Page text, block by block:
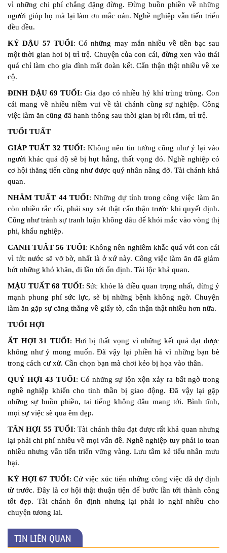
vì những chi phí chẳng đặng đừng. Đừng buồn phiền về những
người giúp họ mà lại làm ơn mắc oán. Nghề nghiệp vẫn tiến triển
đều đều.
KỶ DẬU 57 TUỔI: Có những may mắn nhiều về tiền bạc sau
một thời gian hơi bị trì trệ. Chuyện của con cái, đừng xen vào thái
quá chỉ làm cho gia đình mất đoàn kết. Cẩn thận thật nhiều về xe
cộ.
ĐINH DẬU 69 TUỔI: Gia đạo có nhiều hỷ khí trùng trùng. Con
cái mang về nhiều niềm vui về tài chánh cùng sự nghiệp. Công
việc làm ăn cũng đã hanh thông sau thời gian bị rối rắm, trì trệ.
TUỔI TUẤT
GIÁP TUẤT 32 TUỔI: Không nên tin tưởng cũng như ỷ lại vào
người khác quá độ sẽ bị hụt hẫng, thất vọng đó. Nghề nghiệp có
cơ hội thăng tiến cũng như được quý nhân nâng đỡ. Tài chánh khả
quan.
NHÂM TUẤT 44 TUỔI: Những dự tính trong công việc làm ăn
còn nhiều rắc rối, phải suy xét thật cẩn thận trước khi quyết định.
Cũng như tránh sự tranh luận không đâu để khỏi mắc vào vòng thị
phi, khẩu nghiệp.
CANH TUẤT 56 TUỔI: Không nên nghiêm khắc quá với con cái
vì tức nước sẽ vỡ bờ, nhất là ở xứ này. Công việc làm ăn đã giảm
bớt những khó khăn, đi lần tới ổn định. Tài lộc khả quan.
MẬU TUẤT 68 TUỔI: Sức khỏe là điều quan trọng nhất, đừng ỷ
mạnh phung phí sức lực, sẽ bị những bệnh không ngờ. Chuyện
làm ăn gặp sự căng thẳng về giấy tờ, cẩn thận thật nhiều hơn nữa.
TUỔI HỢI
ẤT HỢI 31 TUỔI: Hơi bị thất vọng vì những kết quả đạt được
không như ý mong muốn. Đã vậy lại phiền hà vì những bạn bè
trong cách cư xử. Cần chọn bạn mà chơi kẻo bị họa vào thân.
QUÝ HỢI 43 TUỔI: Có những sự lộn xộn xảy ra bất ngờ trong
nghề nghiệp khiến cho tinh thần bị giao động. Đã vậy lại gặp
những sự buồn phiền, tai tiếng không đâu mang tới. Bình tĩnh,
mọi sự việc sẽ qua êm đẹp.
TÂN HỢI 55 TUỔI: Tài chánh thâu đạt được rất khả quan nhưng
lại phải chi phí nhiều về mọi vấn đề. Nghề nghiệp tuy phải lo toan
nhiều nhưng vẫn tiến triển vững vàng. Lưu tâm kẻ tiểu nhân mưu
hại.
KỶ HỢI 67 TUỔI: Cứ việc xúc tiến những công việc đã dự định
từ trước. Đây là cơ hội thật thuận tiện để bước lần tới thành công
tốt đẹp. Tài chánh ổn định nhưng lại phải lo nghĩ nhiều cho
chuyện tương lai.
TIN LIÊN QUAN